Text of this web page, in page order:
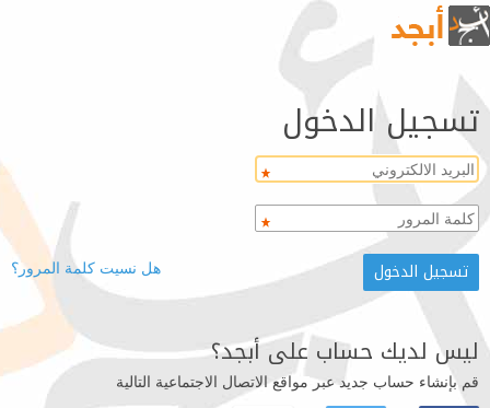
تسجيل الدخول
هل نسيت كلمة المرور؟
ليس لديك حساب على أبجد؟
قم بإنشاء حساب جديد عبر مواقع الاتصال الاجتماعية التالية